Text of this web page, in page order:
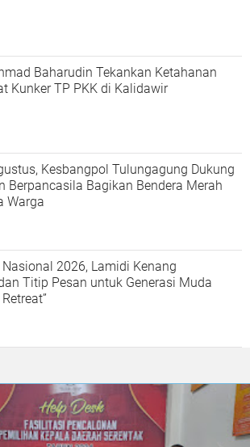
Baharudin Tekankan Ketahanan
Kunker TP PKK di Kalidawir
Kesbangpol Tulungagung Dukung
Berpancasila Bagikan Bendera Merah
Warga
2026, Lamidi Kenang
Titip Pesan untuk Generasi Muda